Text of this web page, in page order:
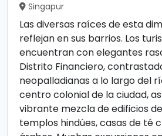
Singapur
Las diversas raíces de esta
reflejan en sus barrios. Los
encuentran con elegantes
Distrito Financiero,
neopalladianas a lo largo del
centro colonial de la ciudad,
vibrante mezcla de edificios
templos hindúes, casas de té